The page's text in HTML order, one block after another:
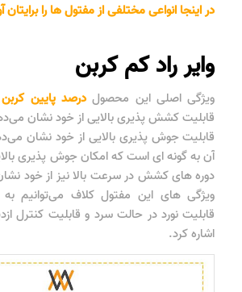
در اینجا انواعی مختلفی از مفتول ها را برایتان
وایر راد کم کربن
ویژگی اصلی این محصولدرصد پایین کربن
قابلیت کشش پذیری بالایی از خود نشان
قابلیت جوش پذیری بالایی از خود نشان
آن به گونه ای است که امکان جوش پذیری
دوره های کشش در سرعت بالا نیز از خود
ویژگی های این مفتول کلاف می‌توانیم
قابلیت نورد در حالت سرد و قابلیت کنترل
اشاره کرد.